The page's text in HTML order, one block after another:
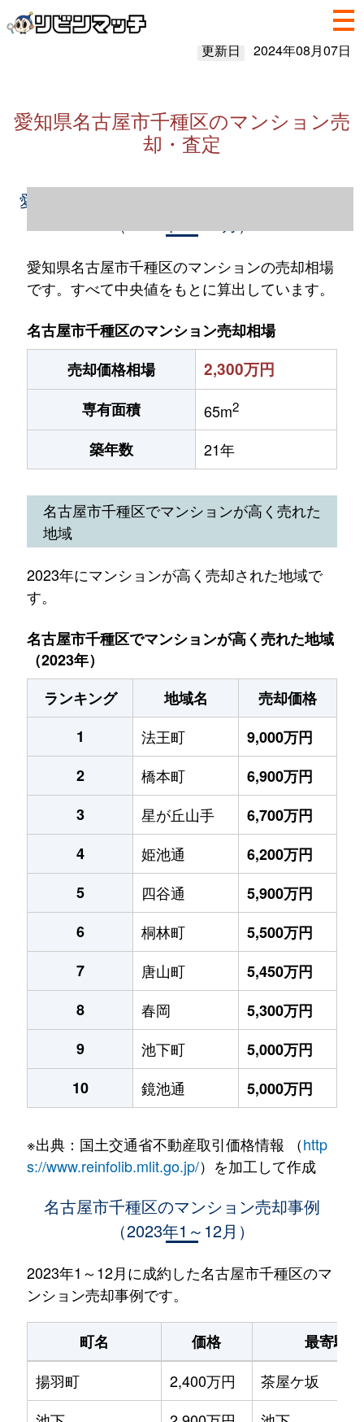
更新日 2024年08月07日
愛知県名古屋市千種区のマンション売
却・査定
愛知県名古屋市千種区のマンション売却情報
愛知県名古屋市千種区のマンションの売却相場
です。すべて中央値をもとに算出しています。
名古屋市千種区のマンション売却相場
売却価格相場
2,300万円
専有面積 65m2
築年数 21年
名古屋市千種区でマンションが高く売れた
地域
2023年にマンションが高く売却された地域で
す。
名古屋市千種区でマンションが高く売れた地域
（2023年）
ランキング
地域名
売却価格
1
法王町
9,000万円
2
橋本町
6,900万円
3
星が丘山手
6,700万円
4
姫池通
6,200万円
5
四谷通
5,900万円
6
桐林町
5,500万円
7
唐山町
5,450万円
8
春岡
5,300万円
9
池下町
5,000万円
10
鏡池通 5,000万円
※出典：国土交通省不動産取引価格情報 （http
s://www.reinfolib.mlit.go.jp/）を加工して作成
名古屋市千種区のマンション売却事例
（2023年1～12月）
2023年1～12月に成約した名古屋市千種区のマ
ンション売却事例です。
町名 価格
最寄駅
揚羽町
2,400万円
茶屋ケ坂